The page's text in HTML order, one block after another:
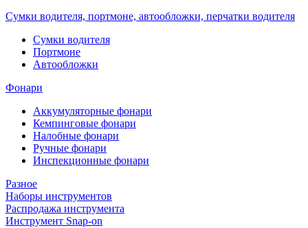
Сумки водителя, портмоне, автообложки, перчатки водителя
Cумки водителя
Портмоне
Автообложки
Фонари
Аккумуляторные фонари
Кемпинговые фонари
Налобные фонари
Ручные фонари
Инспекционные фонари
Разное
Наборы инструментов
Распродажа инструмента
Инструмент Snap-on